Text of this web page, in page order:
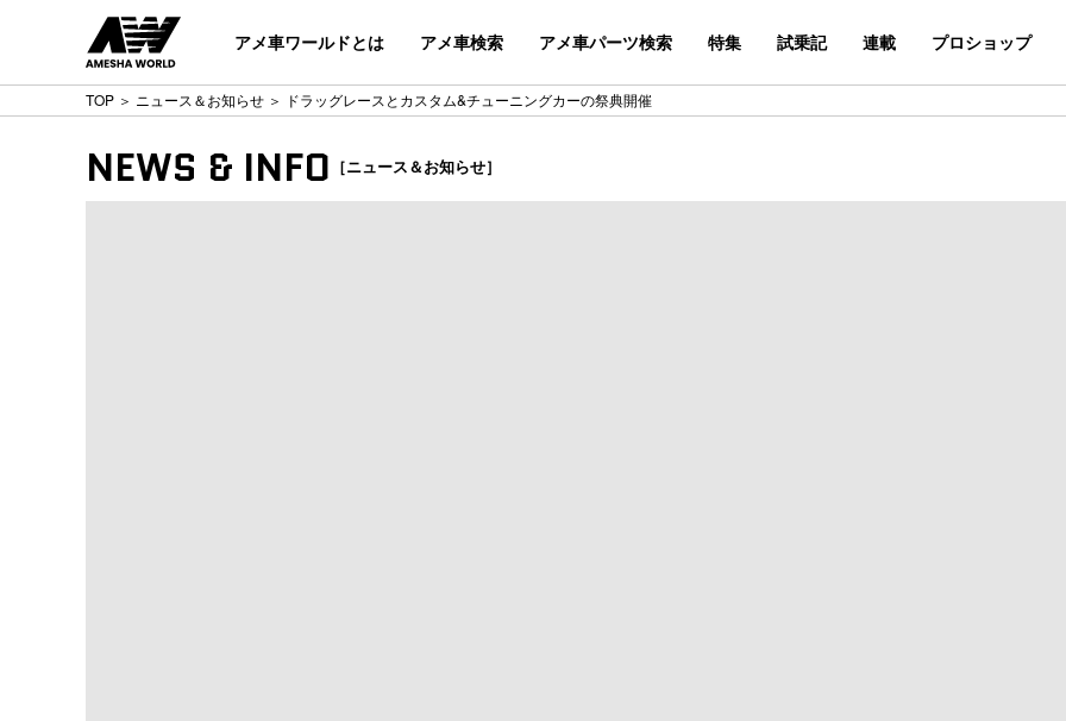
アメ車ワールドとは アメ車検索 アメ車パーツ検索 特集 試乗記 連載 プロショップ
TOP ＞ ニュース＆お知らせ ＞ ドラッグレースとカスタム&チューニングカーの祭典開催
NEWS & INFO ［ニュース＆お知らせ］